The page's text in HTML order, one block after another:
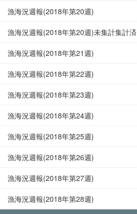
漁海況週報(2018年第20週)
漁海況週報(2018年第20週)未集計集計済
漁海況週報(2018年第21週)
漁海況週報(2018年第22週)
漁海況週報(2018年第23週)
漁海況週報(2018年第24週)
漁海況週報(2018年第25週)
漁海況週報(2018年第26週)
漁海況週報(2018年第27週)
漁海況週報(2018年第28週)